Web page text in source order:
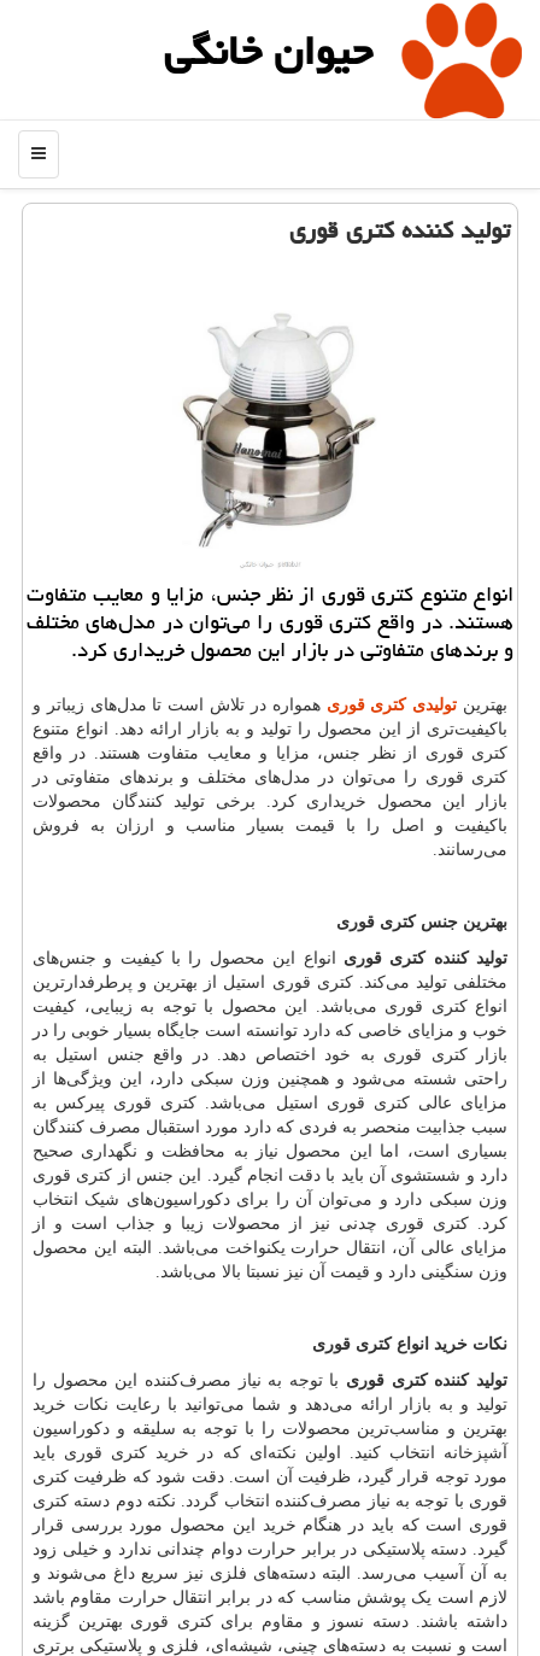
حیوان خانگی
منو
تولید کننده کتری قوری
انواع متنوع کتری قوری از نظر جنس، مزایا و معایب متفاوت
هستند. در واقع کتری قوری را می‌توان در مدل‌های مختلف
و برندهای متفاوتی در بازار این محصول خریداری کرد.
بهترین تولیدی کتری قوری همواره در تلاش است تا مدل‌های زیباتر و
باکیفیت‌تری از این محصول را تولید و به بازار ارائه دهد. انواع متنوع
کتری قوری از نظر جنس، مزایا و معایب متفاوت هستند. در واقع
کتری قوری را می‌توان در مدل‌های مختلف و برندهای متفاوتی در
بازار این محصول خریداری کرد. برخی تولید کنندگان محصولات
باکیفیت و اصل را با قیمت بسیار مناسب و ارزان به فروش
می‌رسانند.
بهترین جنس کتری قوری
تولید کننده کتری قوری انواع این محصول را با کیفیت و جنس‌های
مختلفی تولید می‌کند. کتری قوری استیل از بهترین و پرطرفدارترین
انواع کتری قوری می‌باشد. این محصول با توجه به زیبایی، کیفیت
خوب و مزایای خاصی که دارد توانسته است جایگاه بسیار خوبی را در
بازار کتری قوری به خود اختصاص دهد. در واقع جنس استیل به
راحتی شسته می‌شود و همچنین وزن سبکی دارد، این ویژگی‌ها از
مزایای عالی کتری قوری استیل می‌باشد. کتری قوری پیرکس به
سبب جذابیت منحصر به فردی که دارد مورد استقبال مصرف کنندگان
بسیاری است، اما این محصول نیاز به محافظت و نگهداری صحیح
دارد و شستشوی آن باید با دقت انجام گیرد. این جنس از کتری قوری
وزن سبکی دارد و می‌توان آن را برای دکوراسیون‌های شیک انتخاب
کرد. کتری قوری چدنی نیز از محصولات زیبا و جذاب است و از
مزایای عالی آن، انتقال حرارت یکنواخت می‌باشد. البته این محصول
وزن سنگینی دارد و قیمت آن نیز نسبتا بالا می‌باشد.
نکات خرید انواع کتری قوری
تولید کننده کتری قوری با توجه به نیاز مصرف‌کننده این محصول را
تولید و به بازار ارائه می‌دهد و شما می‌توانید با رعایت نکات خرید
بهترین و مناسب‌ترین محصولات را با توجه به سلیقه و دکوراسیون
آشپزخانه انتخاب کنید. اولین نکته‌ای که در خرید کتری قوری باید
مورد توجه قرار گیرد، ظرفیت آن است. دقت شود که ظرفیت کتری
قوری با توجه به نیاز مصرف‌کننده انتخاب گردد. نکته دوم دسته کتری
قوری است که باید در هنگام خرید این محصول مورد بررسی قرار
گیرد. دسته پلاستیکی در برابر حرارت دوام چندانی ندارد و خیلی زود
به آن آسیب می‌رسد. البته دسته‌های فلزی نیز سریع داغ می‌شوند و
لازم است یک پوشش مناسب که در برابر انتقال حرارت مقاوم باشد
داشته باشند. دسته نسوز و مقاوم برای کتری قوری بهترین گزینه
است و نسبت به دسته‌های چینی، شیشه‌ای، فلزی و پلاستیکی برتری